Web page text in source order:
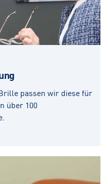
passen wir diese für
über 100